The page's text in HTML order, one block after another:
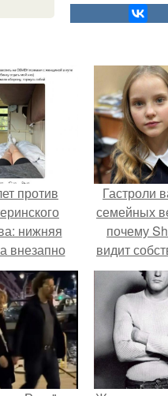
против
нижняя
внезапно
законного
Гастроли
семейных
почему
видит
дочь
экране,